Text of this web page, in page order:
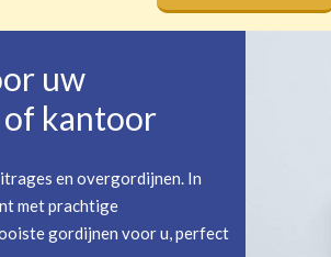
uw
of kantoor
en overgordijnen. In
met prachtige
gordijnen voor u, perfect